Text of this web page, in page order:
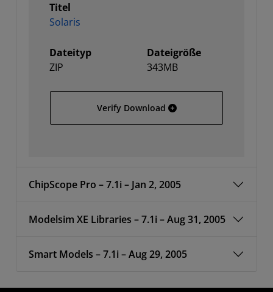
Titel
Solaris
Dateityp
ZIP
Dateigröße
343MB
Verify Download Solaris
ChipScope Pro – 7.1i – Jan 2, 2005
Modelsim XE Libraries – 7.1i – Aug 31, 2005
Smart Models – 7.1i – Aug 29, 2005